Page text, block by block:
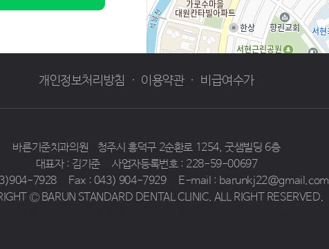
개인정보처리방침 · 이용약관 · 비급여수가
바른기준치과의원
청주시 흥덕구 2순환로 1254, 굿샘빌딩 6층
대표자 : 김기준
사업자등록번호 : 228-59-00697
7928
Fax : 043) 904-7929
E-mail : barunkj22@gmail.com
Ⓒ BARUN STANDARD DENTAL CLINIC. ALL RIGHT RESERVED.